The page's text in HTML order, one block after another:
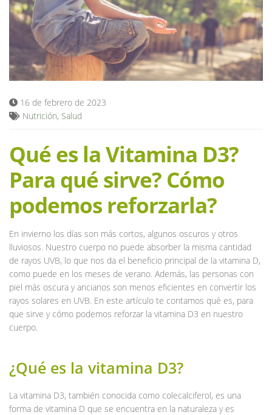
Blog
16 de febrero de 2023
Nutrición, Salud
Qué es la Vitamina D3?
Para qué sirve? Cómo
podemos reforzarla?
En invierno los días son más cortos, algunos oscuros y otros
lluviosos. Nuestro cuerpo no puede absorber la misma cantidad
de rayos UVB, lo que nos da el beneficio principal de la vitamina D,
como puede en los meses de verano. Además, las personas con
piel más oscura y ancianos son menos eficientes en convertir los
rayos solares en UVB. En este artículo te contamos qué es, para
que sirve y cómo podemos reforzar la vitamina D3 en nuestro
cuerpo.
¿Qué es la vitamina D3?
La vitamina D3, también conocida como colecalciferol, es una
forma de vitamina D que se encuentra en la naturaleza y es